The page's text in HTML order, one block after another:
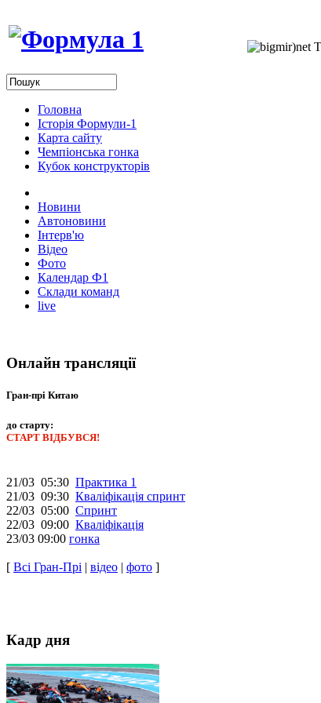
Головна
Історія Формули-1
Карта сайту
Чемпіонська гонка
Кубок конструкторів
Новини
Автоновини
Інтерв'ю
Відео
Фото
Календар Ф1
Склади команд
live
Онлайн трансляції
Гран-прі Китаю
до старту:
СТАРТ ВІДБУВСЯ!
21/03 05:30 Практика 1
21/03 09:30 Кваліфікація спринт
22/03 05:00 Спринт
22/03 09:00 Кваліфікація
23/03 09:00 гонка
[ Всі Гран-Прі | відео | фото ]
Кадр дня